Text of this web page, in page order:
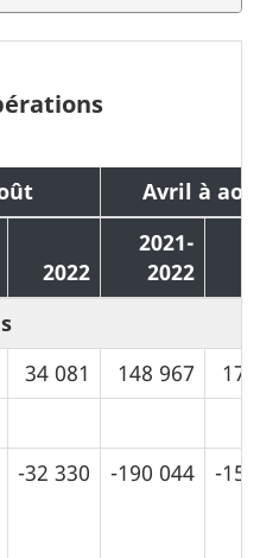
Avril à
2022
2021-
2022
34 081 148 967
-32 330 -190 044 -